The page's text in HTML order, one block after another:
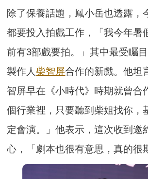
除了保養話題，鳳小岳也透露，
都要投入拍戲工作，「我今年暑
前有3部戲要拍。」其中最受矚
製作人柴智屏合作的新戲。他坦
智屏早在《小時代》時期就曾合
個行業裡，只要聽到柴姐找你，
定會演。」他表示，這次收到邀
心，「劇本也很有意思，真的很